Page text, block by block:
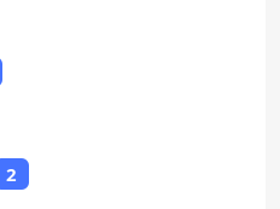
2